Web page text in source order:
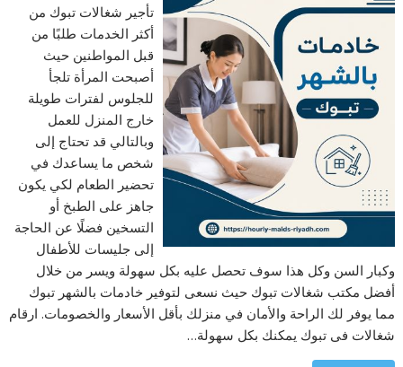
تأجير شغالات تبوك من
أكثر الخدمات طلبًا من
قبل المواطنين حيث
أصبحت المرأة تلجأ
للجلوس لفترات طويلة
خارج المنزل للعمل
وبالتالي قد تحتاج إلى
شخص ما يساعدك في
تحضير الطعام لكي يكون
جاهز على الطبخ أو
التسخين فضلًا عن الحاجة
إلى جليسات للأطفال
وكبار السن وكل هذا سوف تحصل عليه بكل سهولة ويسر من خلال
أفضل مكتب شغالات تبوك حيث نسعى لتوفير خادمات بالشهر تبوك
مما يوفر لك الراحة والأمان في منزلك بأقل الأسعار والخصومات. ارقام
شغالات فى تبوك يمكنك بكل سهولة…